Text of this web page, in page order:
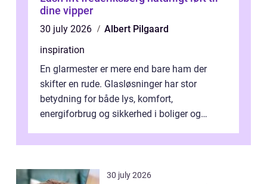
dine vipper
30 july 2026
Albert Pilgaard
inspiration
En glarmester er mere end bare ham der
skifter en rude. Glasløsninger har stor
betydning for både lys, komfort,
energiforbrug og sikkerhed i boliger og
30 july 2026